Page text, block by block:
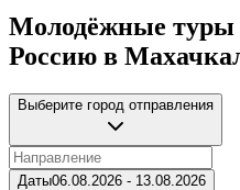
Молодёжные туры
Россию в
Выберите город отправления
Даты06.08.2026 - 13.08.2026